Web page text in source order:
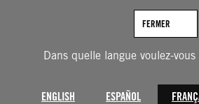
Dans quelle langue voulez-
ENGLISH ESPAÑOL
FERMER